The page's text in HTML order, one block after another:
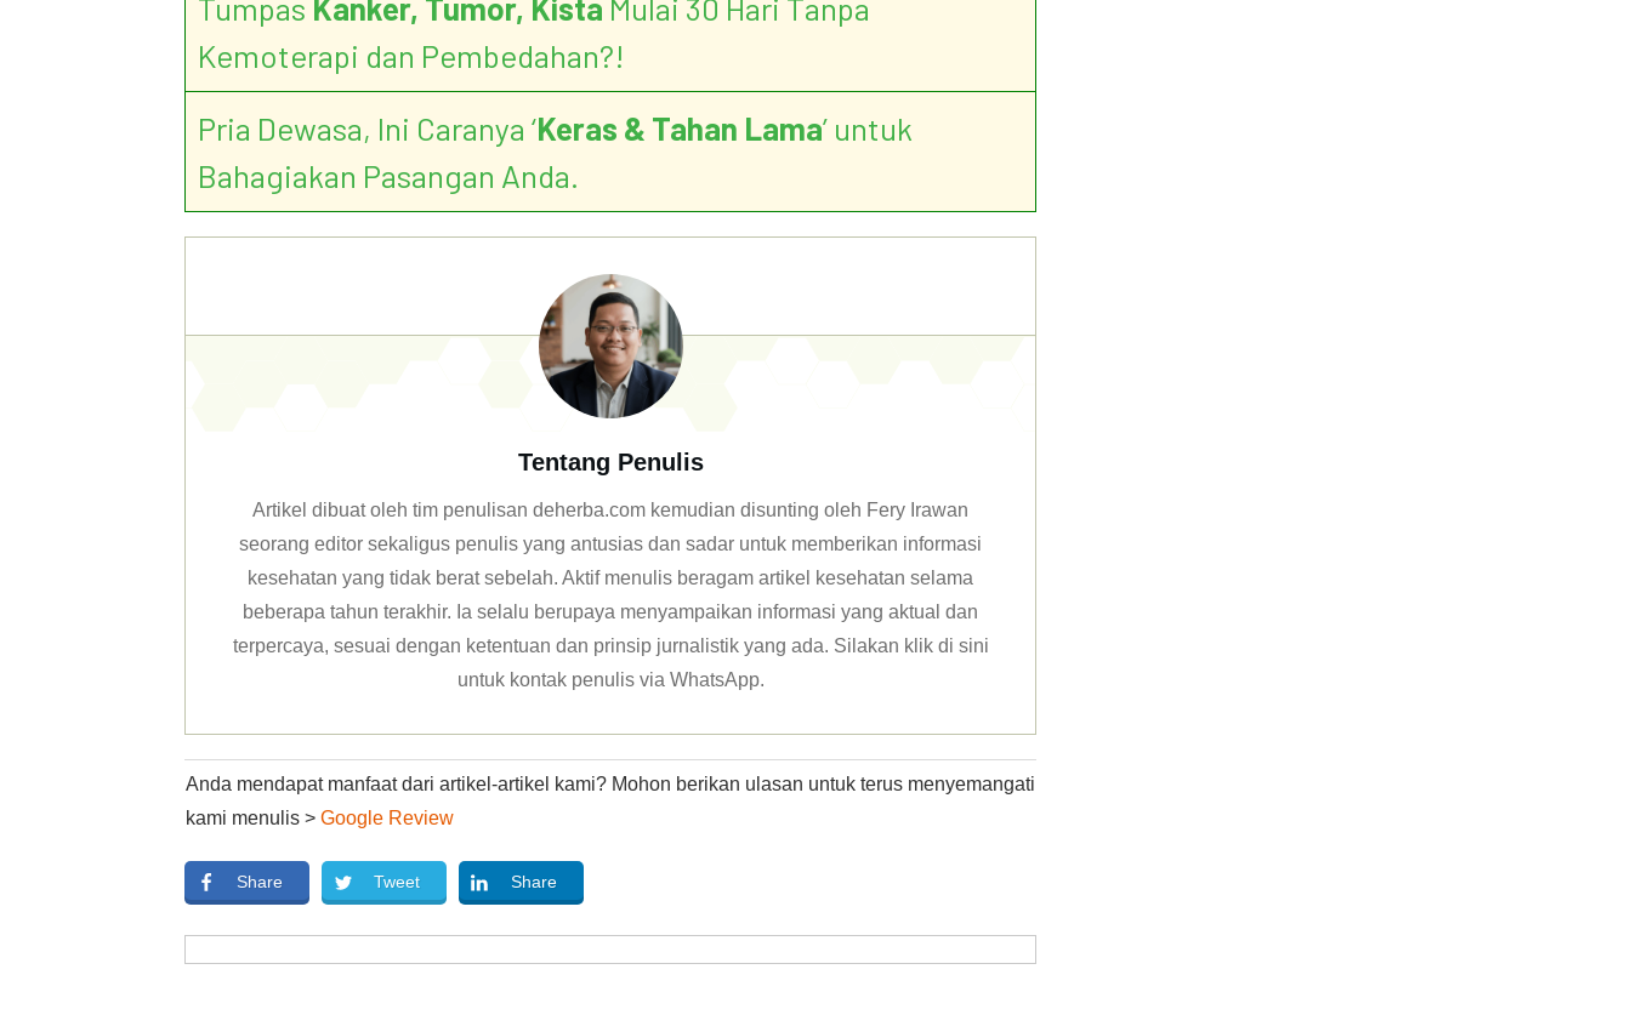
Tumpas Kanker, Tumor, Kista Mulai 30 Hari Tanpa
Kemoterapi dan Pembedahan?!
Pria Dewasa, Ini Caranya ‘Keras & Tahan Lama’ untuk
Bahagiakan Pasangan Anda.
Tentang Penulis
Artikel dibuat oleh tim penulisan deherba.com kemudian disunting oleh Fery Irawan
seorang editor sekaligus penulis yang antusias dan sadar untuk memberikan informasi
kesehatan yang tidak berat sebelah. Aktif menulis beragam artikel kesehatan selama
beberapa tahun terakhir. Ia selalu berupaya menyampaikan informasi yang aktual dan
terpercaya, sesuai dengan ketentuan dan prinsip jurnalistik yang ada. Silakan klik di sini
untuk kontak penulis via WhatsApp.
Anda mendapat manfaat dari artikel-artikel kami? Mohon berikan ulasan untuk terus menyemangati
kami menulis > Google Review
Share Tweet Share